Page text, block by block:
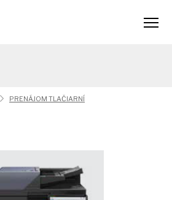
PRENÁJOM TLAČIARNÍ